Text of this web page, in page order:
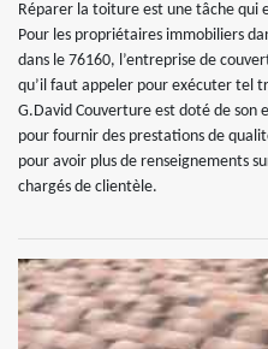
Réparer la toiture est une tâche qui
Pour les propriétaires immobiliers
dans le 76160, l’entreprise de
qu’il faut appeler pour exécuter tel
G.David Couverture est doté de son
pour fournir des prestations de
pour avoir plus de renseignements
chargés de clientèle.